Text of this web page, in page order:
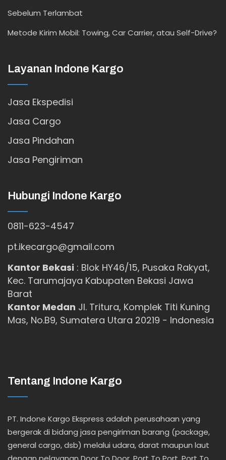
Sebelum Terlambat
Metode Kirim Mobil: Towing, Car Carrier, atau Self-Drive?
Layanan Indone Kargo
Jasa Ekspedisi
Jasa Cargo
Jasa Pindahan
Jasa Pengiriman
Hubungi Indone Kargo
0811-623-4547
pt.ikecargo@gmail.com
Kantor Bekasi : Blok HY46/15, Pusaka Rakyat,
Kec. Tarumajaya Kabupaten Bekasi Jawa
Barat
Kantor Medan Jl. Tritura, Komplek Titi Kuning
Mas, No.B9, Sumatera Utara 20219 - Indonesia
Tentang Indone Kargo
PT. Indone Kargo Ekspress adalah perusahaan yang
bergerak di bidang jasa pengiriman barang (package,
general cargo, dsb) melalui udara, darat maupun laut